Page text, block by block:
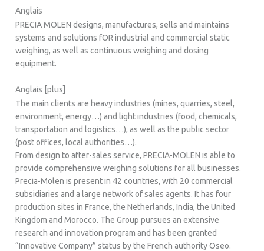
Anglais
PRECIA MOLEN designs, manufactures, sells and maintains
systems and solutions fOR industrial and commercial static
weighing, as well as continuous weighing and dosing
equipment.
Anglais [plus]
The main clients are heavy industries (mines, quarries, steel,
environment, energy…) and light industries (food, chemicals,
transportation and logistics…), as well as the public sector
(post offices, local authorities…).
From design to after-sales service, PRECIA-MOLEN is able to
provide comprehensive weighing solutions for all businesses.
Precia-Molen is present in 42 countries, with 20 commercial
subsidiaries and a large network of sales agents. It has four
production sites in France, the Netherlands, India, the United
Kingdom and Morocco. The Group pursues an extensive
research and innovation program and has been granted
“Innovative Company” status by the French authority Oseo.